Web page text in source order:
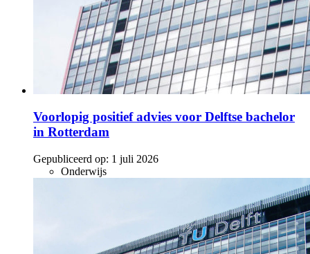
Voorlopig positief advies voor Delftse bachelor
in Rotterdam
Gepubliceerd op: 1 juli 2026
Onderwijs